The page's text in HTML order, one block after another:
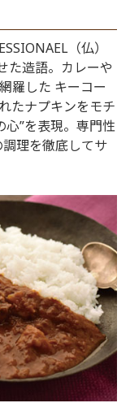
（仏）
た造語。カレーや
羅した キーコー
たナプキンをモチ
心”を表現。専門性
理を徹底してサ